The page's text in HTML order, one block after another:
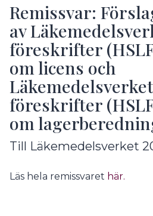
Remissvar:
av
föreskrifter
om licens och
föreskrifter
om
Till Läkemedelsverket
Läs hela remissvaret här.